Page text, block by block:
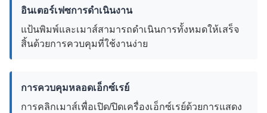
อินเตอร์เฟซการดำเนินงาน
แป้นพิมพ์และเมาส์สามารถดำเนินการทั้งหมดให้เสร็จ
สิ้นด้วยการควบคุมที่ใช้งานง่าย
การควบคุมหลอดเอ็กซ์เรย์
การคลิกเมาส์เพื่อเปิด/ปิดเครื่องเอ็กซ์เรย์ด้วยการแสดง